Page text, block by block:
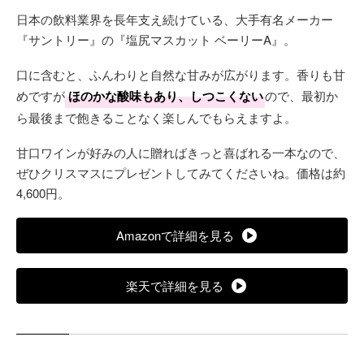
日本の飲料業界を長年支え続けている、大手有名メーカー
『サントリー』の『塩尻マスカット ベーリーA』。
口に含むと、ふんわりと自然な甘みが広がります。香りも甘
めですがほのかな酸味もあり、しつこくないので、最初か
ら最後まで飽きることなく楽しんでもらえますよ。
甘口ワインが好みの人に贈ればきっと喜ばれる一本なので、
ぜひクリスマスにプレゼントしてみてくださいね。価格は約
4,600円。
Amazonで詳細を見る
楽天で詳細を見る